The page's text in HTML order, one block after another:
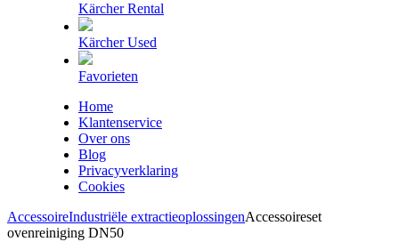
Kärcher Rental
Kärcher Used
Favorieten
Home
Klantenservice
Over ons
Blog
Privacyverklaring
Cookies
AccessoireIndustriële extractieoplossingenAccessoireset
ovenreiniging DN50